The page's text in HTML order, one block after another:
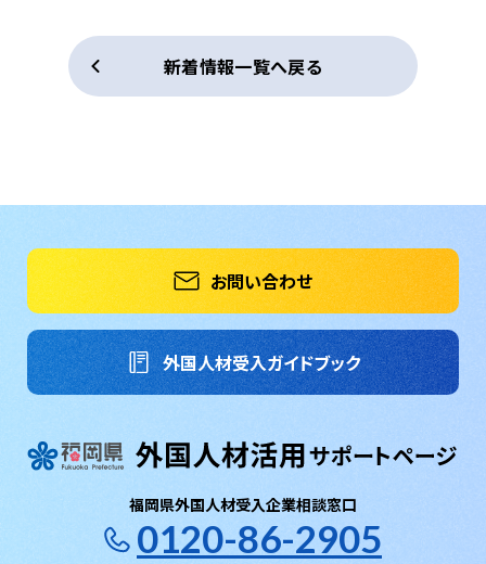
新着情報一覧へ戻る
お問い合わせ
外国人材受入ガイドブック
福岡県外国人材受入企業相談窓口
0120-86-2905